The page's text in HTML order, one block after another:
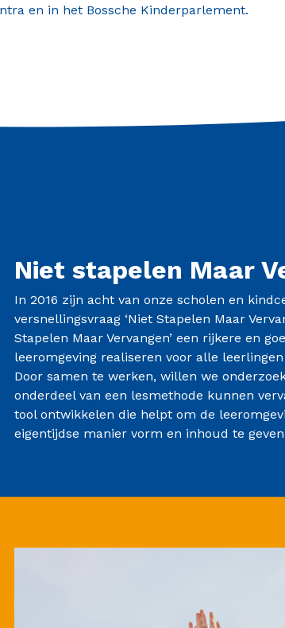
en in het Bossche Kinderparlement.
Niet stapelen Maar
In 2016 zijn acht van onze scholen en
versnellingsvraag ‘Niet Stapelen Maar
Stapelen Maar Vervangen’ een rijkere en
leeromgeving realiseren voor alle leerlingen
Door samen te werken, willen we
onderdeel van een lesmethode kunnen
tool ontwikkelen die helpt om de
eigentijdse manier vorm en inhoud te